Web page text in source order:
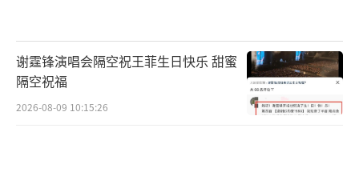
障国家粮食安全战略顺利实施，筑牢国家粮食
安全防线。
广大公民在日常生活中，如发现有危害我
谢霆锋演唱会隔空祝王菲生日快乐 甜蜜
隔空祝福
2026-08-09 10:15:26